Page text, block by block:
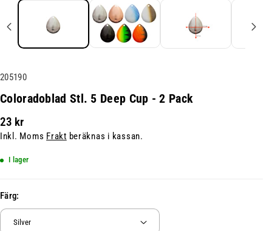
L
a
e
r
l
n
i
205190
Coloradoblad Stl. 5 Deep Cup - 2 Pack
23 kr
Inkl. Moms Frakt beräknas i kassan.
I lager
Färg: